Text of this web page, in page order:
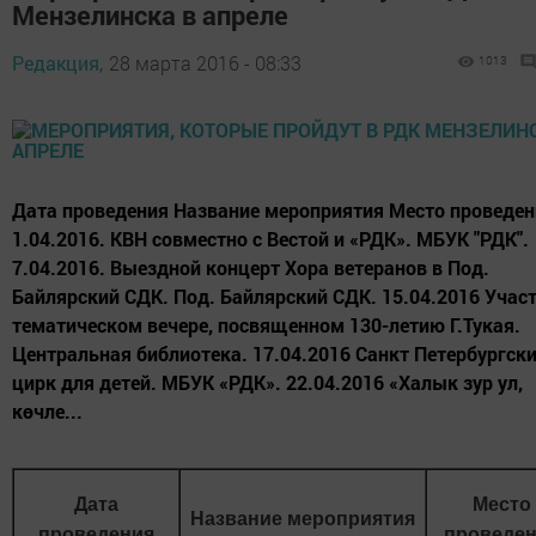
Мензелинска в апреле
Редакция, 28 марта 2016 - 08:33 1013
Дата проведения Название мероприятия Место
1.04.2016. КВН совместно с Вестой и «РДК». МБУК "РДК".
7.04.2016. Выездной концерт Хора ветеранов в Под.
Байлярский СДК. Под. Байлярский СДК. 15.04.2016
тематическом вечере, посвященном 130-летию Г.Тукая.
Центральная библиотека. 17.04.2016 Санкт
цирк для детей. МБУК «РДК». 22.04.2016 «Халык зур ул,
көчле...
Дата
Название мероприятия
Место